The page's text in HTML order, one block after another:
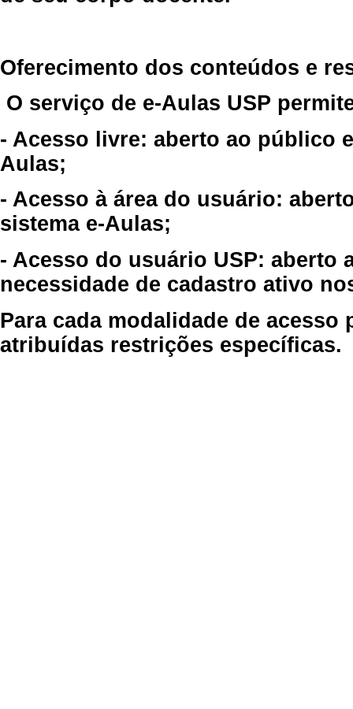
Oferecimento dos conteúdos e
O serviço de e-Aulas USP
- Acesso livre: aberto ao público
Aulas;
- Acesso à área do usuário:
sistema e-Aulas;
- Acesso do usuário USP: aberto
necessidade de cadastro ativo
Para cada modalidade de
atribuídas restrições específicas.